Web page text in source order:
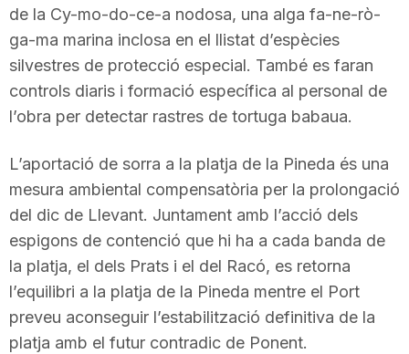
de la Cy-mo-do-ce-a nodosa, una alga fa-ne-rò-
ga-ma marina inclosa en el llistat d’espècies
silvestres de protecció especial. També es faran
controls diaris i formació específica al personal de
l’obra per detectar rastres de tortuga babaua.
L’aportació de sorra a la platja de la Pineda és una
mesura ambiental compensatòria per la prolongació
del dic de Llevant. Juntament amb l’acció dels
espigons de contenció que hi ha a cada banda de
la platja, el dels Prats i el del Racó, es retorna
l’equilibri a la platja de la Pineda mentre el Port
preveu aconseguir l’estabilització definitiva de la
platja amb el futur contradic de Ponent.